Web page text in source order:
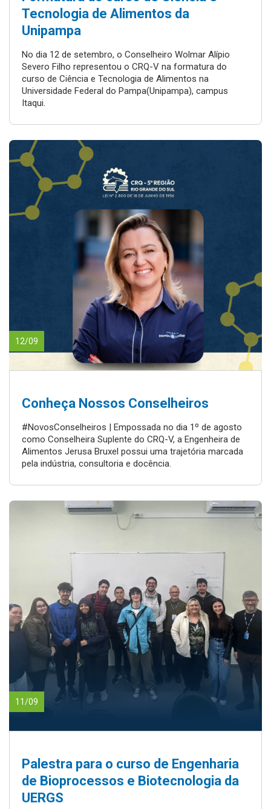
Tecnologia de Alimentos da
Unipampa
No dia 12 de setembro, o Conselheiro Wolmar Alípio
Severo Filho representou o CRQ-V na formatura do
curso de Ciência e Tecnologia de Alimentos na
Universidade Federal do Pampa(Unipampa), campus
Itaqui.
12/09
Conheça Nossos Conselheiros
#NovosConselheiros | Empossada no dia 1º de agosto
como Conselheira Suplente do CRQ-V, a Engenheira de
Alimentos Jerusa Bruxel possui uma trajetória marcada
pela indústria, consultoria e docência.
11/09
Palestra para o curso de Engenharia
de Bioprocessos e Biotecnologia da
UERGS